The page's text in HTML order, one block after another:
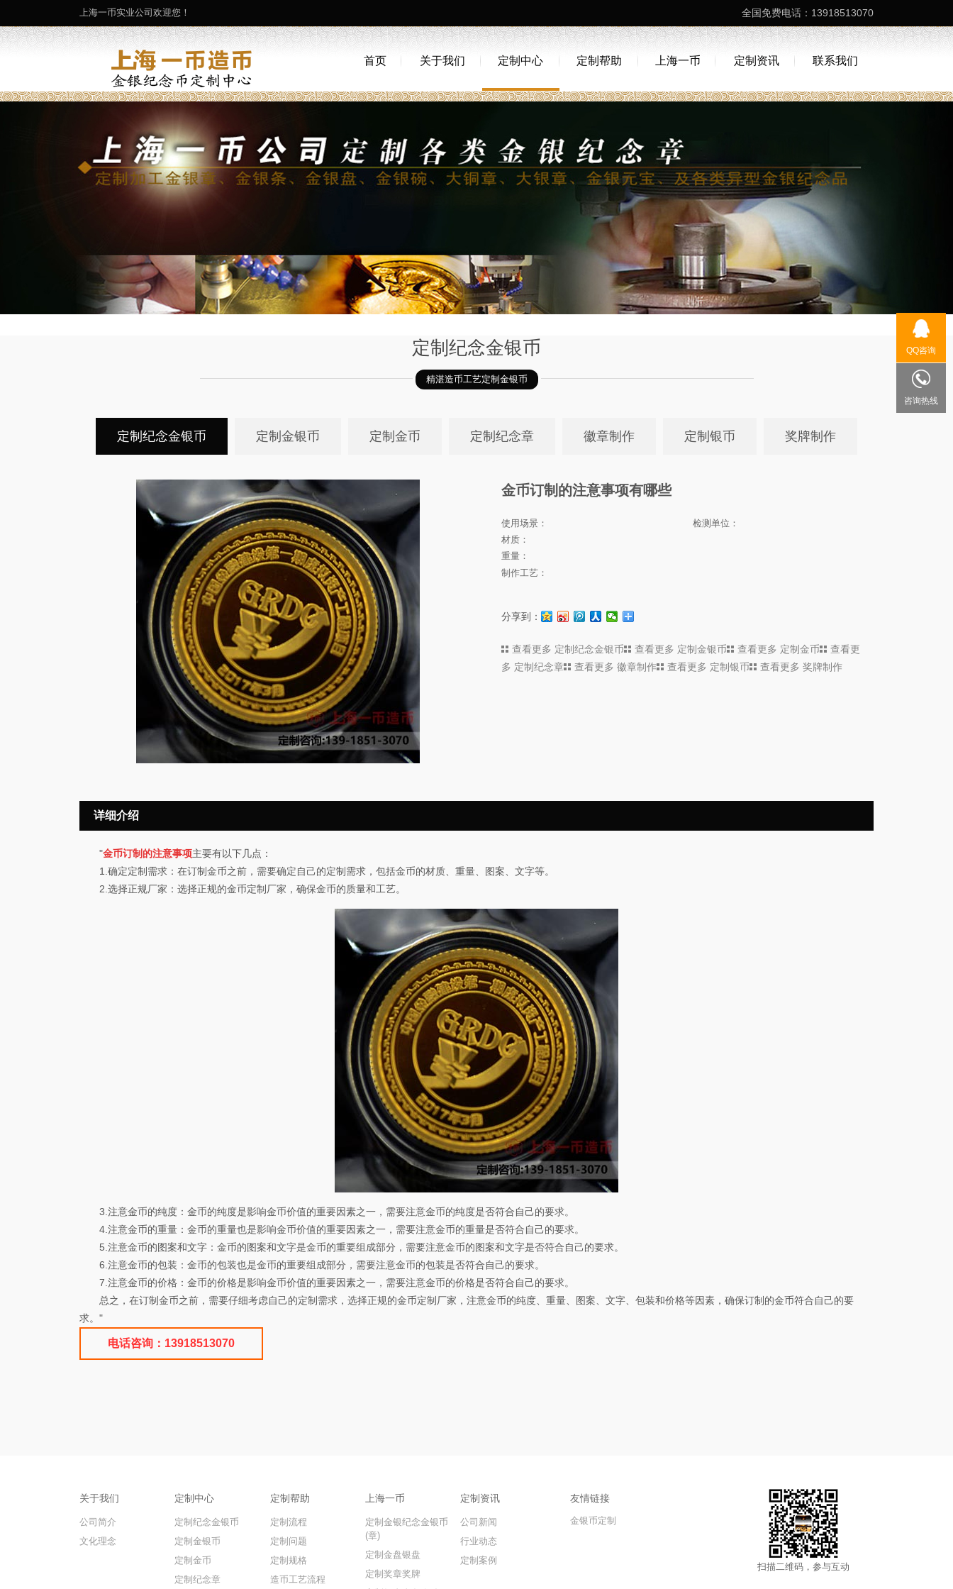
全国免费电话：13918513070
上海一币实业公司欢迎您！
首页 关于我们 定制中心 定制帮助 上海一币 定制资讯 联系我们
定制纪念金银币
精湛造币工艺定制金银币
定制纪念金银币 定制金银币 定制金币 定制纪念章 徽章制作 定制银币 奖牌制作
金币订制的注意事项有哪些
使用场景：
材质：
重量：
制作工艺：
检测单位：
分享到：
查看更多 定制纪念金银币 查看更多 定制金银币 查看更多 定制金币
查看更
多 定制纪念章 查看更多 徽章制作 查看更多 定制银币 查看更多 奖牌制作
详细介绍
"金币订制的注意事项主要有以下几点：
1.确定定制需求：在订制金币之前，需要确定自己的定制需求，包括金币的材质、重量、图案、文字等。
2.选择正规厂家：选择正规的金币定制厂家，确保金币的质量和工艺。
3.注意金币的纯度：金币的纯度是影响金币价值的重要因素之一，需要注意金币的纯度是否符合自己的要求。
4.注意金币的重量：金币的重量也是影响金币价值的重要因素之一，需要注意金币的重量是否符合自己的要求。
5.注意金币的图案和文字：金币的图案和文字是金币的重要组成部分，需要注意金币的图案和文字是否符合自己的要求。
6.注意金币的包装：金币的包装也是金币的重要组成部分，需要注意金币的包装是否符合自己的要求。
7.注意金币的价格：金币的价格是影响金币价值的重要因素之一，需要注意金币的价格是否符合自己的要求。
总之，在订制金币之前，需要仔细考虑自己的定制需求，选择正规的金币定制厂家，注意金币的纯度、重量、图案、文字、包装和价格等因素，确保订制的金币符合自己的要
求。"
电话咨询：13918513070
关于我们
公司简介
文化理念
定制中心
定制纪念金银币
定制金银币
定制金币
定制纪念章
定制帮助
定制流程
定制问题
定制规格
造币工艺流程
上海一币
定制金银纪念金银币
(章)
定制金盘银盘
定制奖章奖牌
定制资讯
公司新闻
行业动态
定制案例
友情链接
金银币定制
扫描二维码，参与互动
QQ咨询
咨询热线